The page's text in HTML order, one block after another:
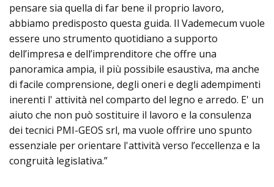
pensare sia quella di far bene il proprio lavoro,
abbiamo predisposto questa guida. Il Vademecum vuole
essere uno strumento quotidiano a supporto
dell’impresa e dell’imprenditore che offre una
panoramica ampia, il più possibile esaustiva, ma anche
di facile comprensione, degli oneri e degli adempimenti
inerenti l' attività nel comparto del legno e arredo. E' un
aiuto che non può sostituire il lavoro e la consulenza
dei tecnici PMI-GEOS srl, ma vuole offrire uno spunto
essenziale per orientare l'attività verso l’eccellenza e la
congruità legislativa.”